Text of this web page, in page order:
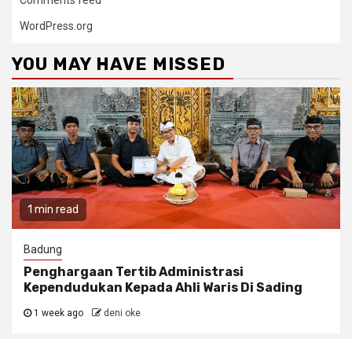
WordPress.org
YOU MAY HAVE MISSED
1 min read
Badung
Penghargaan Tertib Administrasi
Kependudukan Kepada Ahli Waris Di Sading
1 week ago deni oke